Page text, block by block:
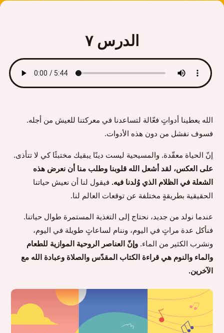
الدرس ٧
الله يعطينا أدواتٍ فعّالة لتساعدنا في معركتنا للعيش من أجله.
فسوف نفشل من دون هذه الأدوات.
إنّ الحياة معقّدة. والمسيحية ليست دينًا يبقيك مختبئًا كي لا تتأذى.
على العكس، لقد أشعل الله قلوبنا وطلب منا أن نعرض هذه
الشعلة في الظلام الذي وُلدنا فيه. فيقول لنا أن نعيش حياتنا
الحقيقية بطريقةٍ مختلفة عن توقعات العالم لنا.
عندما نولد من جديد، نحتاج إلى التغذية المستمرة طوال حياتنا.
فنأكل عدة مراتٍ في اليوم، وننام لساعاتٍ طويلة في اليوم،
ونشرب الكثير من الماء.وإنّ العناصر الروحية الموازية للطعام
والماء والنوم هي قراءة الكتاب المقدّس والصلاة وعبادة الله مع
الآخرين.